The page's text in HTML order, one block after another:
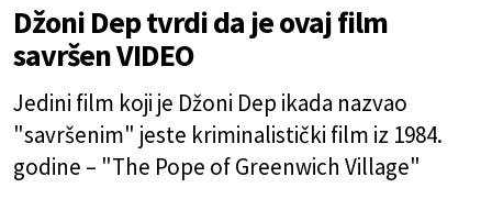
Džoni Dep tvrdi da je ovaj film
savršen VIDEO
Jedini film koji je Džoni Dep ikada nazvao
"savršenim" jeste kriminalistički film iz 1984.
godine – "The Pope of Greenwich Village"